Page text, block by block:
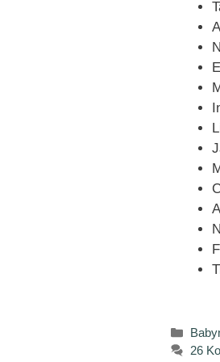
26